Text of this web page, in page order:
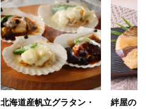
北海道産帆立グラタン・
絆屋の